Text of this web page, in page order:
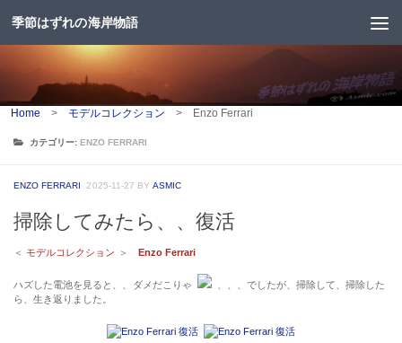
コンテンツへスキップ
季節はずれの海岸物語
Home > モデルコレクション > Enzo Ferrari
カテゴリー:ENZO FERRARI
ENZO FERRARI 2025-11-27 BYASMIC
掃除してみたら、、復活
＜モデルコレクション ＞ Enzo Ferrari
ハズした電池を見ると、、ダメだこりゃ
、、、でしたが、掃除して、掃除した
ら、生き返りました。